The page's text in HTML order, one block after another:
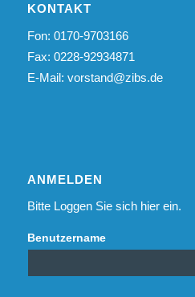
KONTAKT
Fon: 0170-9703166
Fax: 0228-92934871
E-Mail: vorstand@zibs.de
ANMELDEN
Bitte Loggen Sie sich hier ein.
Benutzername